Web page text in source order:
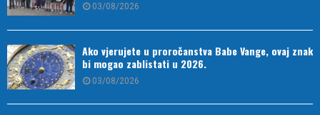
03/08/2026
Ako vjerujete u proročanstva Babe Vange, ovaj znak
bi mogao zablistati u 2026.
03/08/2026